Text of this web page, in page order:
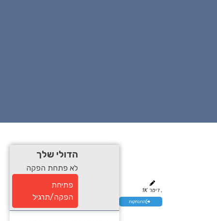
, דימר 1K
התנתקות
הדולי שלך
לא פתחת הפקה
פתיחת
הפקה/תרגיל